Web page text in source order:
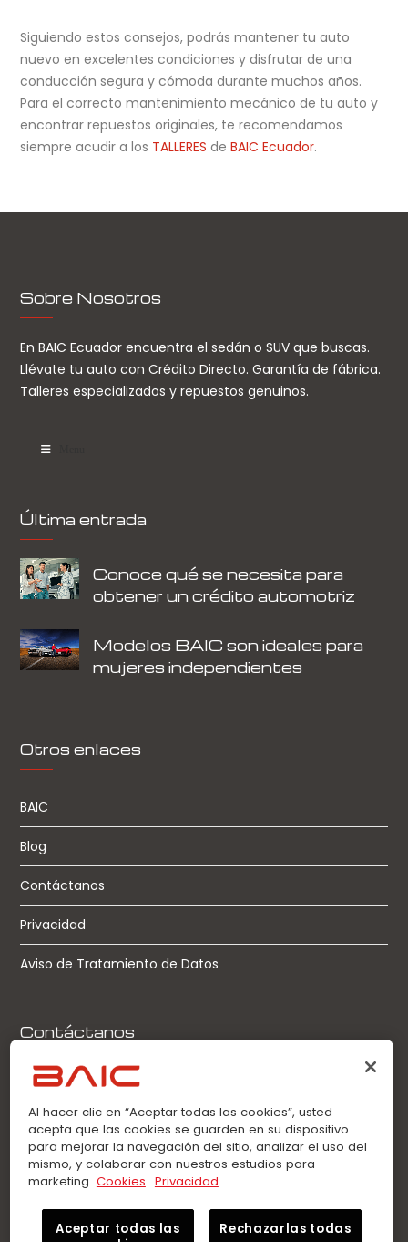
Siguiendo estos consejos, podrás mantener tu auto
nuevo en excelentes condiciones y disfrutar de una
conducción segura y cómoda durante muchos años.
Para el correcto mantenimiento mecánico de tu auto y
encontrar repuestos originales, te recomendamos
siempre acudir a los TALLERES deBAIC Ecuador.
Sobre Nosotros
En BAIC Ecuador encuentra el sedán o SUV que buscas.
Llévate tu auto con Crédito Directo. Garantía de fábrica.
Talleres especializados y repuestos genuinos.
Última entrada
Conoce qué se necesita para
obtener un crédito automotriz
Modelos BAIC son ideales para
mujeres independientes
Otros enlaces
BAIC
Blog
Contáctanos
Privacidad
Aviso de Tratamiento de Datos
Contáctanos
Llamadas:
0963360021
WhatsApp:
0963360021
Al hacer clic en “Aceptar todas las cookies”, usted
acepta que las cookies se guarden en su dispositivo
para mejorar la navegación del sitio, analizar el uso del
mismo, y colaborar con nuestros estudios para
marketing. Cookies Privacidad
Aceptar todas las
Rechazarlas todas